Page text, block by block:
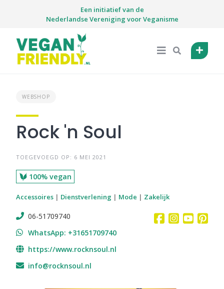
Een initiatief van de
Nederlandse Vereniging voor Veganisme
WEBSHOP
Rock 'n Soul
TOEGEVOEGD OP: 6 MEI 2021
100% vegan
Accessoires | Dienstverlening | Mode | Zakelijk
06-51709740
WhatsApp: +31651709740
https://www.rocknsoul.nl
info@rocknsoul.nl